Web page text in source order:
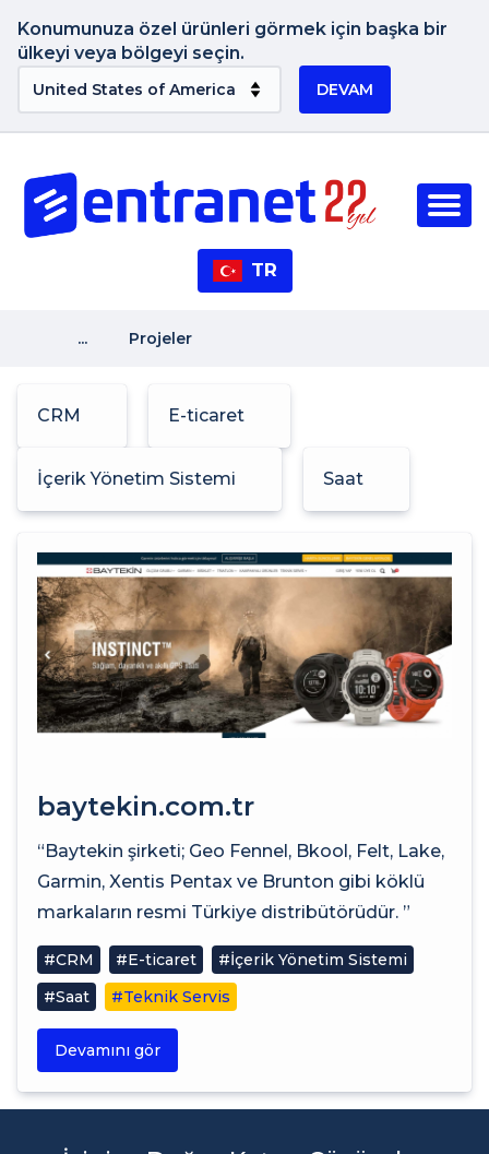
Konumunuza özel ürünleri görmek için başka bir
ülkeyi veya bölgeyi seçin.
DEVAM
TR
... Projeler
CRM E-ticaret
İçerik Yönetim Sistemi Saat
baytekin.com.tr
“Baytekin şirketi; Geo Fennel, Bkool, Felt, Lake,
Garmin, Xentis Pentax ve Brunton gibi köklü
markaların resmi Türkiye distribütörüdür. ”
#CRM #E-ticaret
#İçerik Yönetim Sistemi
#Saat
#Teknik Servis
Devamını gör